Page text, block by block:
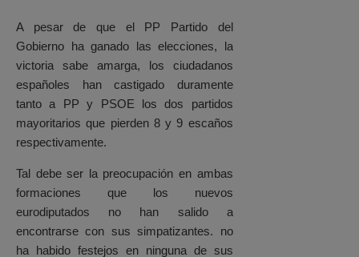
A pesar de que el PP Partido del
Gobierno ha ganado las elecciones, la
victoria sabe amarga, los ciudadanos
españoles han castigado duramente
tanto a PP y PSOE los dos partidos
mayoritarios que pierden 8 y 9 escaños
respectivamente.
Tal debe ser la preocupación en ambas
formaciones que los nuevos
eurodiputados no han salido a
encontrarse con sus simpatizantes. no
ha habido festejos en ninguna de sus